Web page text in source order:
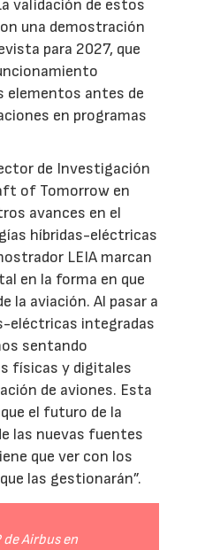
validación de estos
una demostración
para 2027, que
elementos antes de
en programas
de Investigación
of Tomorrow en
avances en el
híbridas-eléctricas
LEIA marcan
en la forma en que
la aviación. Al pasar a
eléctricas integradas
sentando
físicas y digitales
de aviones. Esta
el futuro de la
las nuevas fuentes
que ver con los
las gestionarán”.
Airbus en